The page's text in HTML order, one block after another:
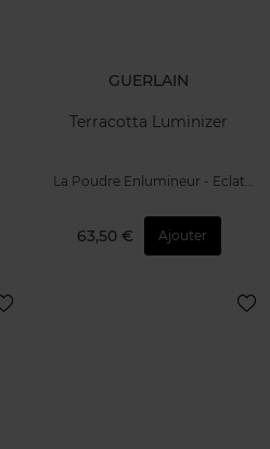
GUERLAIN
Terracotta Luminizer
La Poudre Enlumineur - Eclat
63,50 € Ajouter